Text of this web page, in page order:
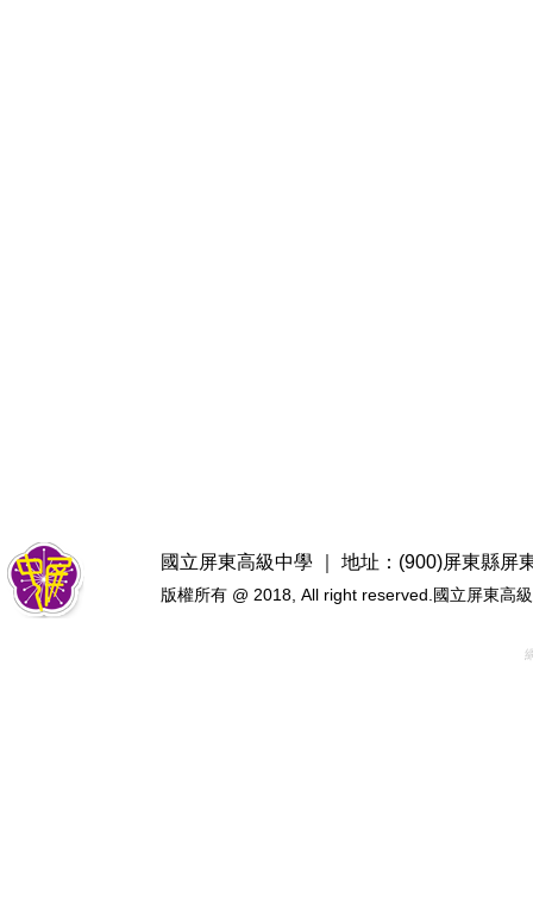
國立屏東高級中學 ｜ 地址：(900)屏東縣屏
版權所有 @ 2018, All right reserved.國立屏東高